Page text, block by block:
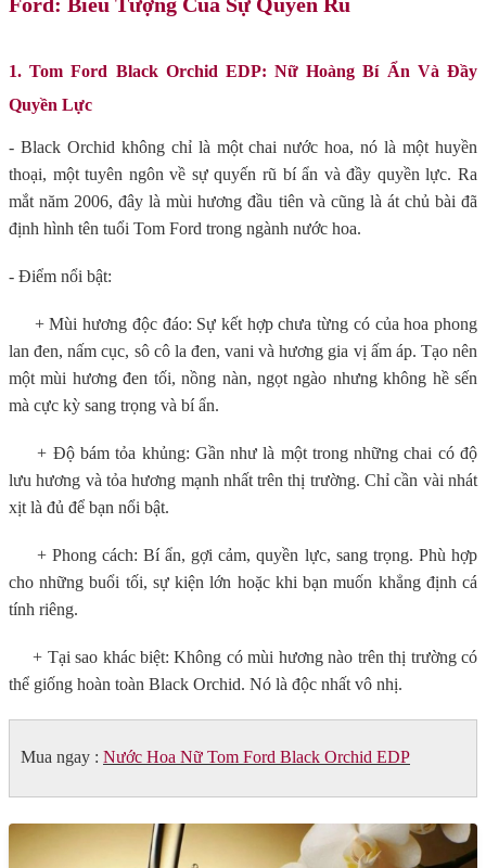
1. Tom Ford Black Orchid EDP: Nữ Hoàng Bí Ẩn Và Đầy
Quyền Lực
- Black Orchid không chỉ là một chai nước hoa, nó là một huyền
thoại, một tuyên ngôn về sự quyến rũ bí ẩn và đầy quyền lực. Ra
mắt năm 2006, đây là mùi hương đầu tiên và cũng là át chủ bài đã
định hình tên tuổi Tom Ford trong ngành nước hoa.
- Điểm nổi bật:
+ Mùi hương độc đáo: Sự kết hợp chưa từng có của hoa phong
lan đen, nấm cục, sô cô la đen, vani và hương gia vị ấm áp. Tạo nên
một mùi hương đen tối, nồng nàn, ngọt ngào nhưng không hề sến
mà cực kỳ sang trọng và bí ẩn.
+ Độ bám tỏa khủng: Gần như là một trong những chai có độ
lưu hương và tỏa hương mạnh nhất trên thị trường. Chỉ cần vài nhát
xịt là đủ để bạn nổi bật.
+ Phong cách: Bí ẩn, gợi cảm, quyền lực, sang trọng. Phù hợp
cho những buổi tối, sự kiện lớn hoặc khi bạn muốn khẳng định cá
tính riêng.
+ Tại sao khác biệt: Không có mùi hương nào trên thị trường có
thể giống hoàn toàn Black Orchid. Nó là độc nhất vô nhị.
Mua ngay : Nước Hoa Nữ Tom Ford Black Orchid EDP